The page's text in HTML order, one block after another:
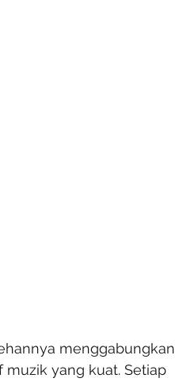
menggabungkan
yang kuat. Setiap